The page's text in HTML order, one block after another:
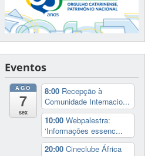
Eventos
AGO
7
sex
8:00 Recepção à
Comunidade Internacio...
10:00Webpalestra:
‘Informações essenc...
20:00Cineclube África